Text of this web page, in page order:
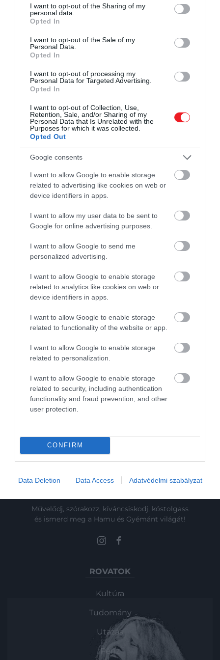
not limited to your visit or usage behaviour. You may click to
grant or deny consent to Google and its third-party tags to
use your data for below specified purposes in below Google
consent section.
I want to opt-out of the Sharing of my
personal data.
Opted In
I want to opt-out of the Sale of my
Personal Data.
Opted In
I want to opt-out of processing my
Personal Data for Targeted Advertising.
Opted In
I want to opt-out of Collection, Use,
Retention, Sale, and/or Sharing of my
Personal Data that Is Unrelated with the
Purposes for which it was collected.
Opted Out
Google consents
I want to allow Google to enable storage
related to advertising like cookies on web or
device identifiers in apps.
I want to allow my user data to be sent to
Google for online advertising purposes.
I want to allow Google to send me
personalized advertising.
I want to allow Google to enable storage
related to analytics like cookies on web or
device identifiers in apps.
I want to allow Google to enable storage
related to functionality of the website or app.
I want to allow Google to enable storage
related to personalization.
I want to allow Google to enable storage
related to security, including authentication
functionality and fraud prevention, and other
user protection.
CONFIRM
Data Deletion Data Access Adatvédelmi szabályzat
Az 1960-as években a rock and roll már
majdnem egy évtizede teljes lendülettel
jelen volt Amerikában, de a brit zenekarok
hirtelen jött népszerűsége elsöprő erejű
volt. Ebben az időszakban a Rolling
Joplin viszont nem volt elragadtatva attól,
amit a banda…
2024. OKTÓBER 29. ● HAMU ÉS GYÉMÁNT
Janis Joplin leleményesen állt
bosszút a Rolling Stoneson
Művelődj, szórakozz, kíváncsiskodj, kóstolgass
és ismerd meg a Hamu és Gyémánt világát!
ROVATOK
Kultúra
Tudomány
Utazás
Pénz